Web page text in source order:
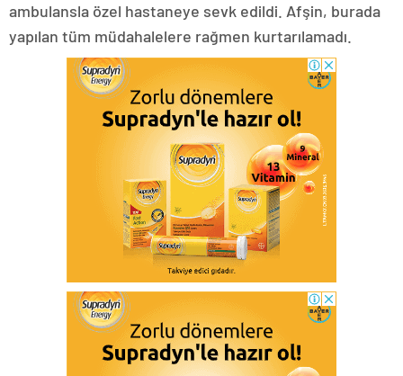
ambulansla özel hastaneye sevk edildi. Afşin, burada
yapılan tüm müdahalelere rağmen kurtarılamadı.